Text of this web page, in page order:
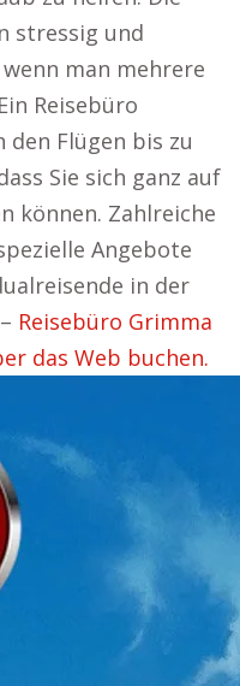
stressig und
man mehrere
Reisebüro
Flügen bis zu
Sie sich ganz auf
können. Zahlreiche
Angebote
in der
Reisebüro Grimma
das Web buchen.